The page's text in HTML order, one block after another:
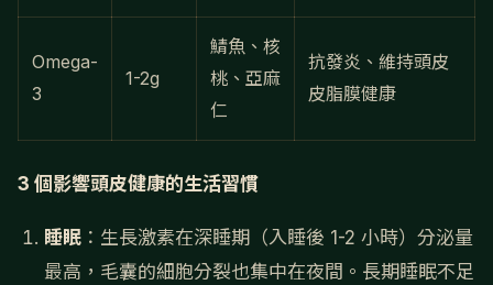
Omega-
3
1-2g
鯖魚、核
桃、亞麻
仁
抗發炎、維持頭皮
皮脂膜健康
3 個影響頭皮健康的生活習慣
睡眠 ：生長激素在深睡期（入睡後 1-2 小時）分泌量
最高，毛囊的細胞分裂也集中在夜間。長期睡眠不足